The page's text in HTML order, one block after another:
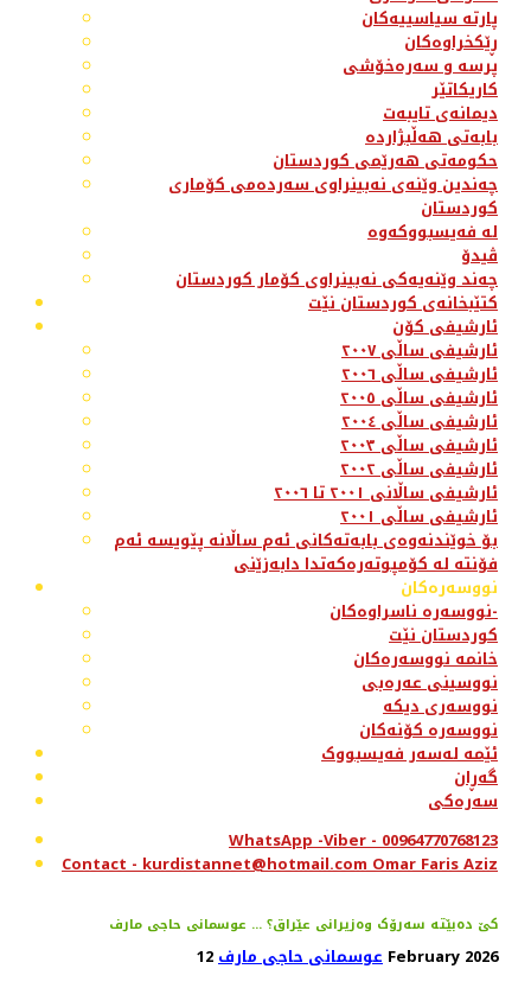
پارتە سیاسییەکان
ڕێکخراوەکان
پرسە و سەرەخۆشی
کاریکاتێر
دیمانەی تایبەت
بابەتی هەڵبژاردە
حکومەتی هەرێمی کوردستان
چەندین وێنەی نەبینراوی سەردەمی کۆماری
کوردستان
لە فەیسبووکەوە
ڤیدۆ
چەند وێنەیەکی نەبینراوی کۆمار کوردستان
کتێبخانەی کوردستان نێت
ئارشیفی کۆن
ئارشیفی ساڵی ٢٠٠٧
ئارشیفی ساڵی ٢٠٠٦
ئارشیفی ساڵی ٢٠٠٥
ئارشیفی ساڵی ٢٠٠٤
ئارشیفی ساڵی ٢٠٠٣
ئارشیفی ساڵی ٢٠٠٢
ئارشیفی ساڵانی ٢٠٠١ تا ٢٠٠٦
ئارشیفی ساڵی ٢٠٠١
بۆ خوێندنەوەی بابەتەکانی ئەم ساڵانە پێویسە ئەم
فۆنتە لە کۆمپوتەرەکەتدا دابەزێنی
نووسەرەکان
نووسەرە ناسراوەکان-
کوردستان نێت
خانمە نووسەرەکان
نووسینی عەرەبی
نووسەری دیکە
نووسەرە کۆنەکان
ئێمە لەسەر فەیسبووک
گەڕان
سەرەکی
WhatsApp -Viber - 00964770768123
Contact - kurdistannet@hotmail.com Omar Faris Aziz
کێ دەبێتە سەرۆک وەزیرانی عێراق؟ ... عوسمانی حاجی مارف
عوسمانی حاجی مارف 12 February 2026